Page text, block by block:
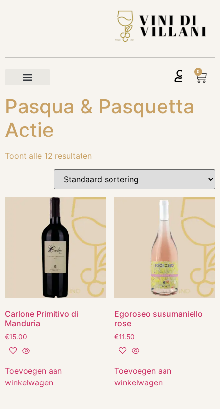
0
Pasqua & Pasquetta
Actie
Toont alle 12 resultaten
Carlone Primitivo di
Manduria
€15.00
Toevoegen aan
winkelwagen
Egoroseo susumaniello
rose
€11.50
Toevoegen aan
winkelwagen